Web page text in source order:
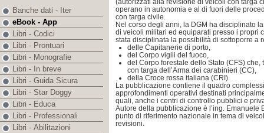
(autorizzati alla revisione di veicoli con targa
operano in autonomia e al di fuori delle
con targa civile.
Nel corso degli anni, la DGM ha disciplinato
di veicoli militari ed equiparati presso i propri
stata disciplinata la possibilità di sottoporre a
delle Capitanerie di porto,
del Corpo vigili del fuoco,
del Corpo forestale dello Stato (CFS)
con targa dell’Arma dei carabinieri (CC),
della Croce rossa italiana (CRI).
La pubblicazione contiene il quadro
approfondimenti operativi destinati
quali, anche i centri di controllo pubblici e
Autore della pubblicazione è l’ing. Emanuele
punto di riferimento nazionale in tema di
revisioni.
Banche dati - Iter
eBook - App
Libri - Codici
Libri - Prontuari
Libri - Monografie
Libri - In breve
Libri - Guida Sicura
Libri - Star Doggy
Libri - Educa
Libri - Professionali
Libri - Abilitazioni